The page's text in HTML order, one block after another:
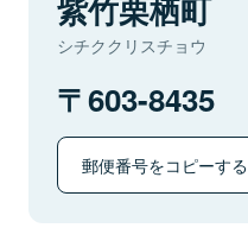
紫竹栗栖町
シチククリスチョウ
603-8435
郵便番号をコピーする